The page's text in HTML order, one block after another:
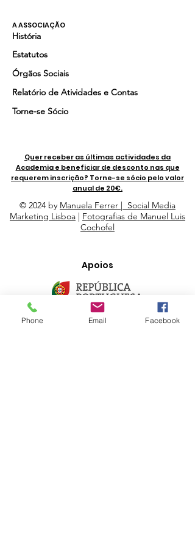
A ASSOCIAÇÃO
História
Estatutos
Órgãos Sociais
Relatório de Atividades e Contas
Torne-se Sócio
Quer receber as últimas actividades da
Academia e beneficiar de desconto nas que
requerem inscrição? Torne-se sócio pelo valor
anual de 20€.
© 2024 by Manuela Ferrer | Social Media
Marketing Lisboa | Fotografias de Manuel Luis
Cochofel
Apoios
Phone Email Facebook